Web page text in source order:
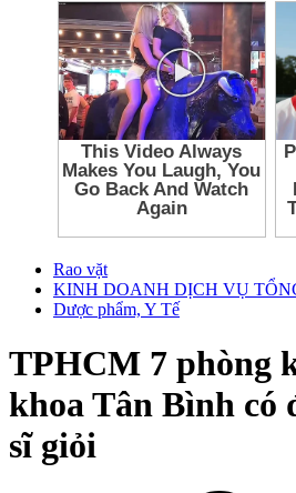
Rao vặt
KINH DOANH DỊCH VỤ
Dược phẩm, Y Tế
TPHCM 7 phòng
khoa Tân Bình có
sĩ giỏi